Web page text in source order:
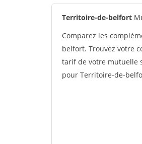
Territoire-de-belfort
Comparez les
belfort. Trouvez votre
tarif de votre mutuelle
pour Territoire-de-